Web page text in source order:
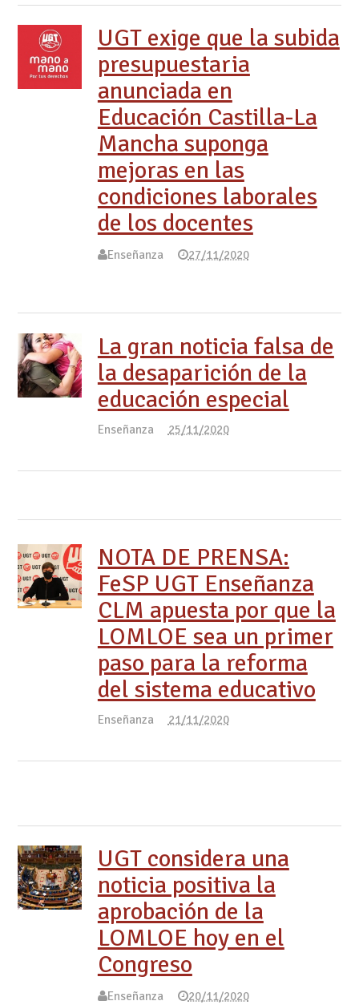
UGT exige que la subida
presupuestaria
anunciada en
Educación Castilla-La
Mancha suponga
mejoras en las
condiciones laborales
de los docentes
Enseñanza 27/11/2020
La gran noticia falsa de
la desaparición de la
educación especial
Enseñanza 25/11/2020
NOTA DE PRENSA:
FeSP UGT Enseñanza
CLM apuesta por que la
LOMLOE sea un primer
paso para la reforma
del sistema educativo
Enseñanza 21/11/2020
UGT considera una
noticia positiva la
aprobación de la
LOMLOE hoy en el
Congreso
Enseñanza 20/11/2020